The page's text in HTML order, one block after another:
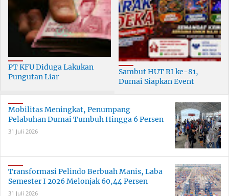
PT KFU Diduga Lakukan
Pungutan Liar
Dumai
Sambut HUT RI ke-81,
Dumai Siapkan Event
Mobilitas Meningkat, Penumpang
Pelabuhan Dumai Tumbuh Hingga 6 Persen
31 Juli 2026
Transformasi Pelindo Berbuah Manis, Laba
Semester I 2026 Melonjak 60,44 Persen
31 Juli 2026